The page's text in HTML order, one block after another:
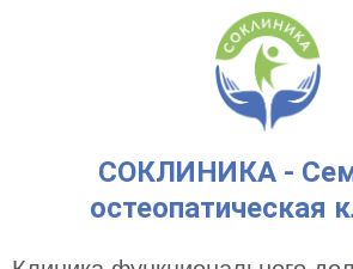
СОКЛИНИКА -
остеопатическая